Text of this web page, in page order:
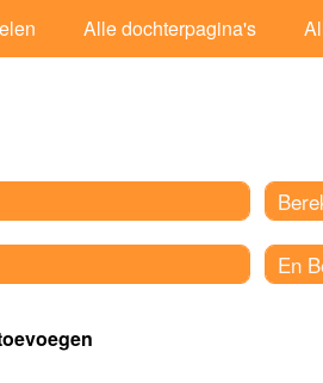
Alle dochterpagina's
En